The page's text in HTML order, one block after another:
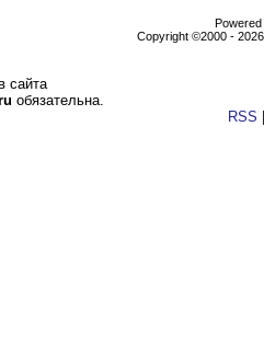
Copyright ©2000 -
сайта
обязательна.
RSS